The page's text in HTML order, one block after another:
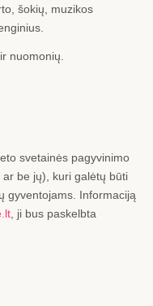
šokių, muzikos
nuomonių.
svetainės pagyvinimo
be jų), kuri galėtų būti
gyventojams. Informaciją
, ji bus paskelbta